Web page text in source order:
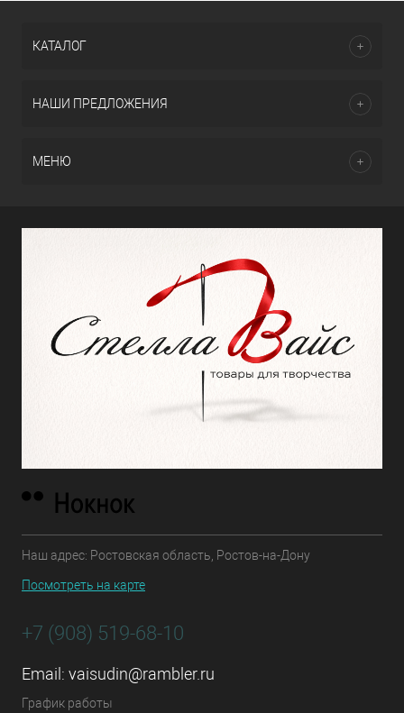
КАТАЛОГ
НАШИ ПРЕДЛОЖЕНИЯ
МЕНЮ
Наш адрес: Ростовская область, Ростов-на-Дону
Посмотреть на карте
+7 (908) 519-68-10
Email: vaisudin@rambler.ru
График работы